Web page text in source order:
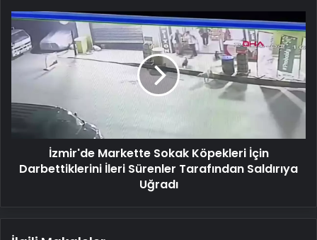
İzmir'de
Markette
Sokak
Köpekleri
İleri
Tarafından
Uğradı
İzmir'de Markette Sokak Köpekleri İçin
Darbettiklerini İleri Sürenler Tarafından Saldırıya
Uğradı